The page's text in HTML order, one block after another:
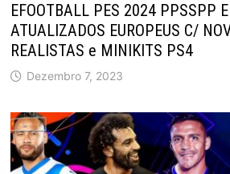
EFOOTBALL PES 2024 PPSSPP
ATUALIZADOS EUROPEUS C/
REALISTAS e MINIKITS PS4
Dezembro 7, 2023